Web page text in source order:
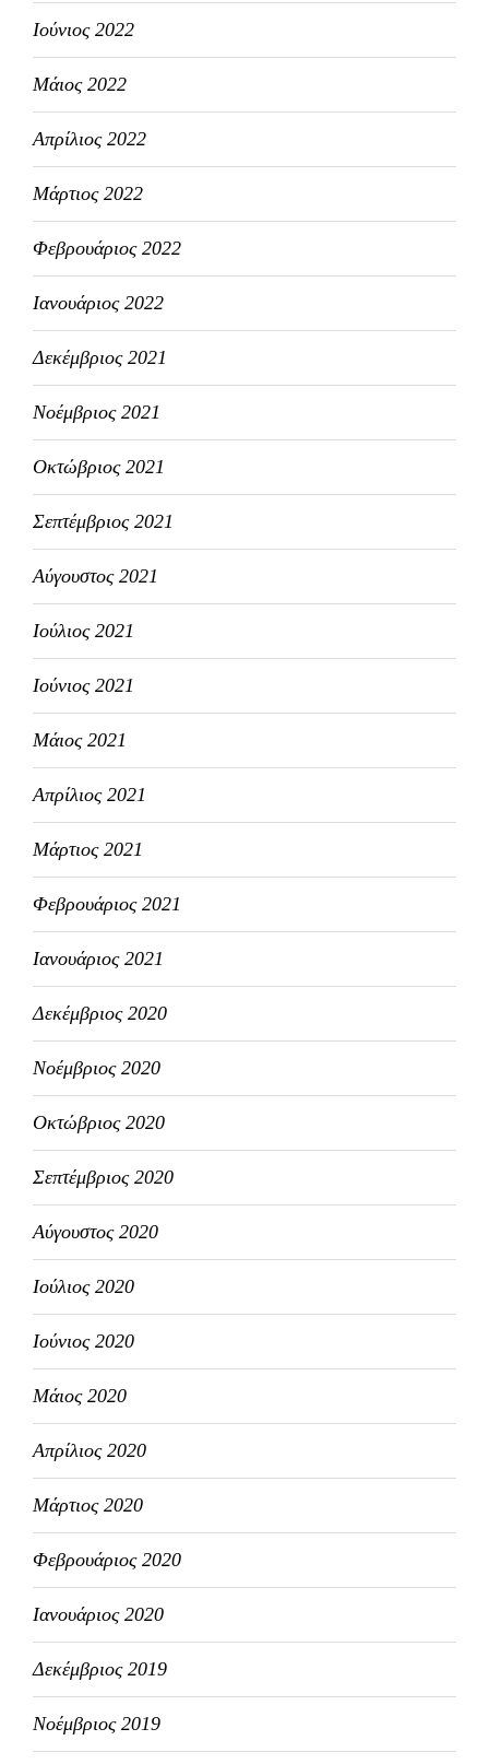
Ιούνιος 2022
Μάιος 2022
Απρίλιος 2022
Μάρτιος 2022
Φεβρουάριος 2022
Ιανουάριος 2022
Δεκέμβριος 2021
Νοέμβριος 2021
Οκτώβριος 2021
Σεπτέμβριος 2021
Αύγουστος 2021
Ιούλιος 2021
Ιούνιος 2021
Μάιος 2021
Απρίλιος 2021
Μάρτιος 2021
Φεβρουάριος 2021
Ιανουάριος 2021
Δεκέμβριος 2020
Νοέμβριος 2020
Οκτώβριος 2020
Σεπτέμβριος 2020
Αύγουστος 2020
Ιούλιος 2020
Ιούνιος 2020
Μάιος 2020
Απρίλιος 2020
Μάρτιος 2020
Φεβρουάριος 2020
Ιανουάριος 2020
Δεκέμβριος 2019
Νοέμβριος 2019